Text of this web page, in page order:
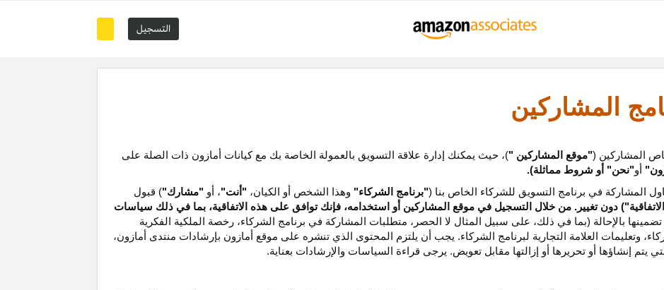
التسجيل
المشاركين
المشاركين ("موقع المشاركين ")، حيث يمكنك إدارة علاقة التسويق بالعمولة الخاصة بك مع كيانات أمازون ذات الصلة على
أو"نحن" أو شروط مماثلة).
في برنامج التسويق للشركاء الخاص بنا ("برنامج الشركاء" وهذا الشخص أو الكيان، "أنت"، أو "مشارك") قبول
الاتفاقية") دون تغيير. من خلال التسجيل في موقع المشاركين أو استخدامه، فإنك توافق على هذه الاتفاقية، بما في ذلك سياسات
تضمينها بالإحالة (بما في ذلك، على سبيل المثال لا الحصر، متطلبات المشاركة في برنامج الشركاء، رخصة الملكية الفكرية
وتعليمات العلامة التجارية لبرنامج الشركاء. يجب أن يلتزم المحتوى الذي تنشره على موقع أمازون بإرشادات منتدى أمازون،
إنشاؤها أو تحريرها أو إزالتها مقابل تعويض. يرجى قراءة السياسات والإرشادات بعناية.